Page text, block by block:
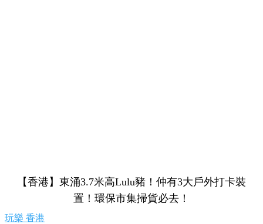
【香港】東涌3.7米高Lulu豬！仲有3大戶外打卡裝
置！環保市集掃貨必去！
玩樂 香港